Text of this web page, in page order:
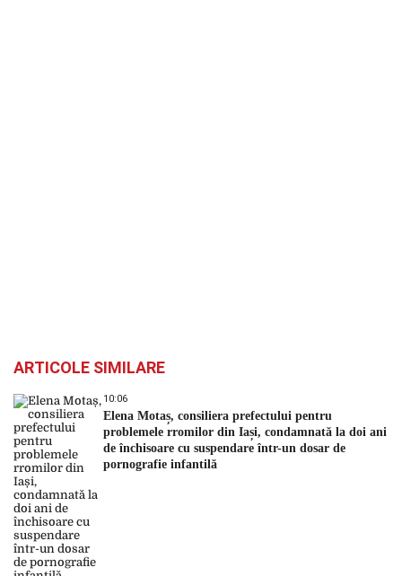
ARTICOLE SIMILARE
10:06
Elena Motaș, consiliera prefectului pentru
problemele rromilor din Iași, condamnată la doi ani
de închisoare cu suspendare într-un dosar de
pornografie infantilă